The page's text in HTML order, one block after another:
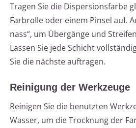
Tragen Sie die Dispersionsfarbe
Farbrolle oder einem Pinsel auf.
nass“, um Übergänge und
Lassen Sie jede Schicht
Sie die nächste auftragen.
Reinigung der Werkzeuge
Reinigen Sie die benutzten
Wasser, um die Trocknung der